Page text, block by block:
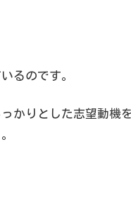
るのです。
かりとした志望動機